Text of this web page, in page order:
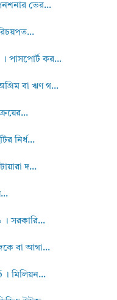
ভের...
পাসপোর্ট কর...
বা ঋণ গ...
নির্ধ...
দ...
সরকারি...
বা আগা...
মিলিয়ন...